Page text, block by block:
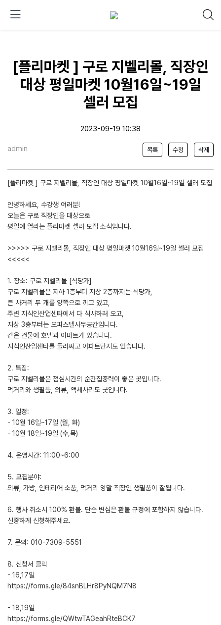
[플리마켓 ] 구로 지벨리몰, 직장인
대상 평일마켓 10월16일~19일
셀러 모집
2023-09-19 10:38
admin 목록 수정 삭제
[플리마켓 ] 구로 지벨리몰, 직장인 대상 평일마켓 10월16일~19일 셀러 모집
안녕하세요, 수강생 여러분!
오늘은 구로 직장인을 대상으로
평일에 열리는 플리마켓 셀러 모집 소식입니다.
>>>>> 구로 지벨리몰, 직장인 대상 평일마켓 10월16일~19일 셀러 모집
<<<<<
1. 장소: 구로 지벨리몰 [식당가]
구로 지벨리몰은 지하 1층부터 지상 2층까지는 식당가,
큰 사거리 두 개를 양쪽으로 끼고 있고,
주변 지식인산업센타에서 다 식사하러 오고,
지상 3층부터는 오피스텔사무공간입니다.
같은 건물에 호텔과 이마트가 있습니다.
지식인산업센타를 둘러싸고 아파트단지도 있습니다.
2. 특징:
구로 지벨리몰은 점심시간의 순간집중력이 좋은 곳입니다.
먹거리와 생필품, 의류, 액세사리도 굿입니다.
3. 일정:
- 10월 16일~17일 (월, 화)
- 10월 18일~19일 (수,목)
4. 운영시간: 11:00~6:00
5. 모집분야:
의류, 가방, 인테리어 소품, 먹거리 양말 직장인 생필품이 잘됩니다.
6. 행사 취소시 100% 환불. 단순 변심은 환불 규정에 포함하지 않습니다.
신중하게 신청해주세요.
7. 문의: 010-7309-5551
8. 신청서 클릭
- 16,17일
https://forms.gle/84snBLHr8PyNQM7N8
- 18,19일
https://forms.gle/QWtwTAGeahRteBCK7